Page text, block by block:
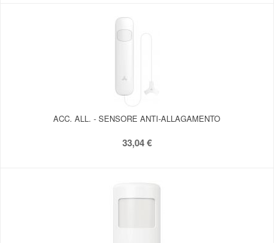
ACC. ALL. - SENSORE ANTI-ALLAGAMENTO
33,04 €